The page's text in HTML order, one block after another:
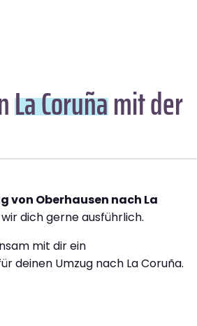
La Coruñamit der
von Oberhausen nach La
dich gerne ausführlich.
mit dir ein
deinen Umzug nach La Coruña.